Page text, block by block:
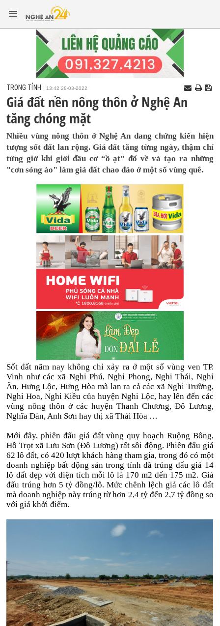
TRONG TỈNH 13:42 28-03-2022
Giá đất nền nông thôn ở Nghệ An
tăng chóng mặt
Nhiều vùng nông thôn ở Nghệ An đang chứng kiến hiện
tượng sốt đất lan rộng. Giá đất tăng từng ngày, thậm chí
từng giờ khi giới đầu cơ “ồ ạt” đổ về và tạo ra những
"cơn sóng ảo" làm giá đất chao đảo ở một số vùng quê.
Sốt đất năm nay không chỉ xảy ra ở một số vùng ven TP.
Vinh như các xã Nghi Phú, Nghi Phong, Nghi Thái, Nghi
Ân, Hưng Lộc, Hưng Hòa mà lan ra cả các xã Nghi Trường,
Nghi Hoa, Nghi Kiều của huyện Nghi Lộc, hay lên đến các
vùng nông thôn ở các huyện Thanh Chương, Đô Lương,
Nghĩa Đàn, Anh Sơn hay thị xã Thái Hòa …
Mới đây, phiên đấu giá đất vùng quy hoạch Ruộng Bông,
Hồ Trọt xã Lưu Sơn (Đô Lương) rất sôi động. Phiên đấu giá
62 lô đất, có 420 lượt khách hàng tham gia, trong đó có một
doanh nghiệp bất động sản trong tỉnh đã trúng đấu giá 14
lô đất đẹp với diện tích mỗi lô là 170 m2 đến 175 m2. Giá
đấu trúng hơn 5 tỷ đồng/lô. Mức chênh lệch giá các lô đất
mà doanh nghiệp này trúng từ hơn 2,4 tỷ đến 2,7 tỷ đồng so
với giá khởi điểm.